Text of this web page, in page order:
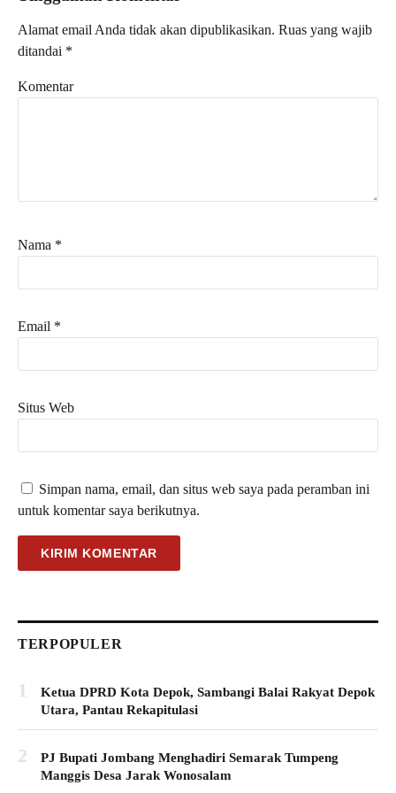
Alamat email Anda tidak akan dipublikasikan. Ruas yang wajib
ditandai *
Komentar
Nama *
Email *
Situs Web
Simpan nama, email, dan situs web saya pada peramban ini
untuk komentar saya berikutnya.
TERPOPULER
1
Ketua DPRD Kota Depok, Sambangi Balai Rakyat Depok
Utara, Pantau Rekapitulasi
2
PJ Bupati Jombang Menghadiri Semarak Tumpeng
Manggis Desa Jarak Wonosalam